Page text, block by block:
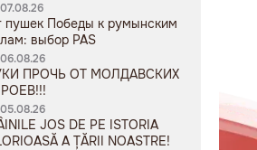
07.08.26
пушек Победы к румынским
выбор PAS
06.08.26
ПРОЧЬ ОТ МОЛДАВСКИХ
05.08.26
JOS DE PE ISTORIA
A ȚĂRII NOASTRE!